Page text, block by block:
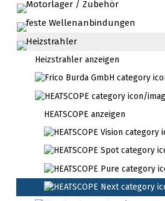
Motorlager / Zubehör
feste Wellenanbindungen
Heizstrahler
Heizstrahler anzeigen
HEATSCOPE anzeigen